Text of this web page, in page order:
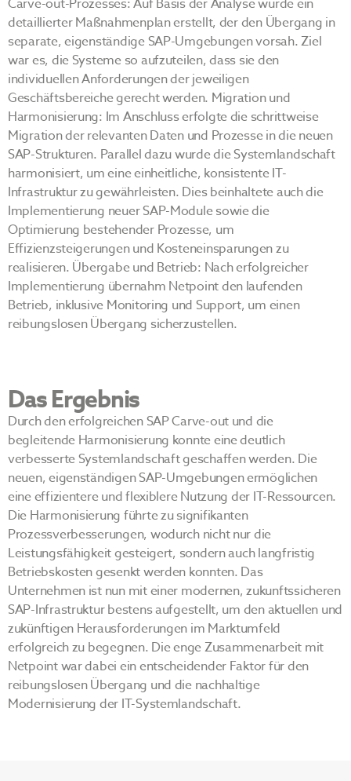
Carve-out-Prozesses: Auf Basis der Analyse wurde ein
detaillierter Maßnahmenplan erstellt, der den Übergang in
separate, eigenständige SAP-Umgebungen vorsah. Ziel
war es, die Systeme so aufzuteilen, dass sie den
individuellen Anforderungen der jeweiligen
Geschäftsbereiche gerecht werden. Migration und
Harmonisierung: Im Anschluss erfolgte die schrittweise
Migration der relevanten Daten und Prozesse in die neuen
SAP-Strukturen. Parallel dazu wurde die Systemlandschaft
harmonisiert, um eine einheitliche, konsistente IT-
Infrastruktur zu gewährleisten. Dies beinhaltete auch die
Implementierung neuer SAP-Module sowie die
Optimierung bestehender Prozesse, um
Effizienzsteigerungen und Kosteneinsparungen zu
realisieren. Übergabe und Betrieb: Nach erfolgreicher
Implementierung übernahm Netpoint den laufenden
Betrieb, inklusive Monitoring und Support, um einen
reibungslosen Übergang sicherzustellen.
Das Ergebnis
Durch den erfolgreichen SAP Carve-out und die
begleitende Harmonisierung konnte eine deutlich
verbesserte Systemlandschaft geschaffen werden. Die
neuen, eigenständigen SAP-Umgebungen ermöglichen
eine effizientere und flexiblere Nutzung der IT-Ressourcen.
Die Harmonisierung führte zu signifikanten
Prozessverbesserungen, wodurch nicht nur die
Leistungsfähigkeit gesteigert, sondern auch langfristig
Betriebskosten gesenkt werden konnten. Das
Unternehmen ist nun mit einer modernen, zukunftssicheren
SAP-Infrastruktur bestens aufgestellt, um den aktuellen und
zukünftigen Herausforderungen im Marktumfeld
erfolgreich zu begegnen. Die enge Zusammenarbeit mit
Netpoint war dabei ein entscheidender Faktor für den
reibungslosen Übergang und die nachhaltige
Modernisierung der IT-Systemlandschaft.